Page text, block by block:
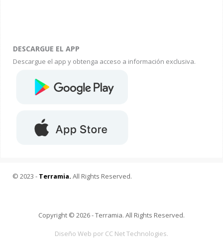
DESCARGUE EL APP
Descargue el app y obtenga acceso a información exclusiva.
© 2023 - Terramia. All Rights Reserved.
Copyright © 2026 - Terramia. All Rights Reserved.
Diseño Web por CC Net Technologies.